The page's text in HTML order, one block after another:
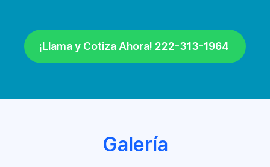
¡Llama y Cotiza Ahora! 222-313-1964
Galería